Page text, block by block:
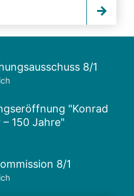
8/1
"Konrad
– 150 Jahre"
8/1